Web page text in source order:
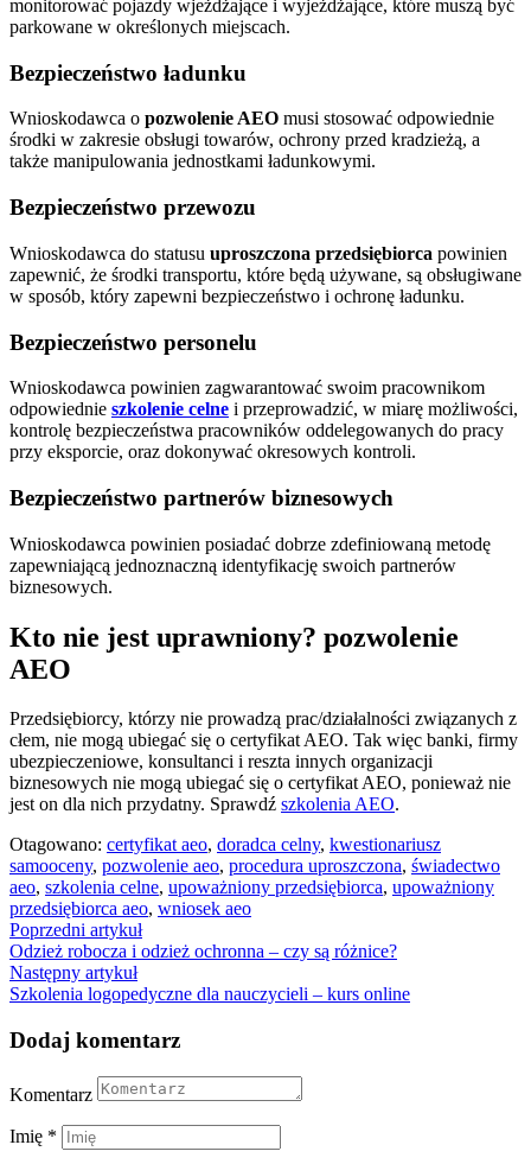
monitorować pojazdy wjeżdżające i wyjeżdżające, które muszą być
parkowane w określonych miejscach.
Bezpieczeństwo ładunku
Wnioskodawca o pozwolenie AEO musi stosować odpowiednie
środki w zakresie obsługi towarów, ochrony przed kradzieżą, a
także manipulowania jednostkami ładunkowymi.
Bezpieczeństwo przewozu
Wnioskodawca do statusu uproszczona przedsiębiorca powinien
zapewnić, że środki transportu, które będą używane, są obsługiwane
w sposób, który zapewni bezpieczeństwo i ochronę ładunku.
Bezpieczeństwo personelu
Wnioskodawca powinien zagwarantować swoim pracownikom
odpowiednie szkolenie celne i przeprowadzić, w miarę możliwości,
kontrolę bezpieczeństwa pracowników oddelegowanych do pracy
przy eksporcie, oraz dokonywać okresowych kontroli.
Bezpieczeństwo partnerów biznesowych
Wnioskodawca powinien posiadać dobrze zdefiniowaną metodę
zapewniającą jednoznaczną identyfikację swoich partnerów
biznesowych.
Kto nie jest uprawniony? pozwolenie
AEO
Przedsiębiorcy, którzy nie prowadzą prac/działalności związanych z
cłem, nie mogą ubiegać się o certyfikat AEO. Tak więc banki, firmy
ubezpieczeniowe, konsultanci i reszta innych organizacji
biznesowych nie mogą ubiegać się o certyfikat AEO, ponieważ nie
jest on dla nich przydatny. Sprawdź szkolenia AEO.
Otagowano: certyfikat aeo, doradca celny, kwestionariusz
samooceny, pozwolenie aeo, procedura uproszczona, świadectwo
aeo, szkolenia celne, upoważniony przedsiębiorca, upoważniony
przedsiębiorca aeo, wniosek aeo
Nawigacja
wpisu
Poprzedni artykuł
Odzież robocza i odzież ochronna – czy są różnice?
Następny artykuł
Szkolenia logopedyczne dla nauczycieli – kurs online
Dodaj komentarz
Komentarz
Imię *